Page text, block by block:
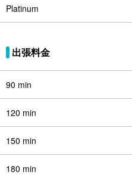
Platinum
出張料金
90 min
120 min
150 min
180 min